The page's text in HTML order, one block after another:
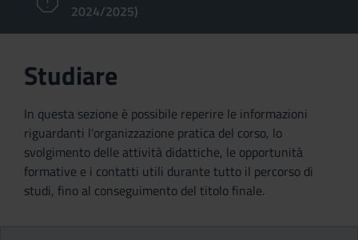
2024/2025)
Studiare
In questa sezione è possibile reperire le informazioni
riguardanti l'organizzazione pratica del corso, lo
svolgimento delle attività didattiche, le opportunità
formative e i contatti utili durante tutto il percorso di
studi, fino al conseguimento del titolo finale.